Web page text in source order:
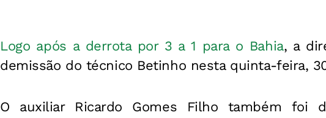
Logo após a derrota por 3 a 1 para o Bahia, a
demissão do técnico Betinho nesta quinta-feira,
O auxiliar Ricardo Gomes Filho também foi